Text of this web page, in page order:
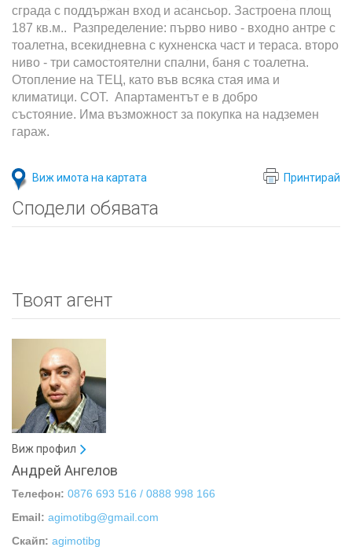
сграда с поддържан вход и асансьор. Застроена площ
187 кв.м.. Разпределение: първо ниво - входно антре с
тоалетна, всекидневна с кухненска част и тераса. второ
ниво - три самостоятелни спални, баня с тоалетна.
Отопление на ТЕЦ, като във всяка стая има и
климатици. СОТ. Апартаментът е в добро
състояние. Има възможност за покупка на надземен
гараж.
Виж имота на картата Принтирай
Сподели обявата
Твоят агент
Виж профил
Андрей Ангелов
Телефон: 0876 693 516 / 0888 998 166
Email: agimotibg@gmail.com
Скайп: agimotibg